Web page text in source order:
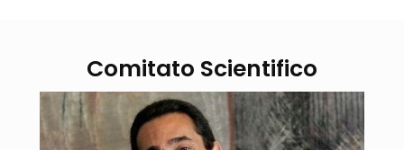
Comitato Scientifico